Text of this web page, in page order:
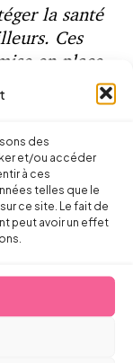
des
et/ou accéder
à ces
telles que le
ce site. Le fait de
peut avoir un effet
la santé
Ces
en place
adaptés.
de ces
L4121-
de
toujours à
cette